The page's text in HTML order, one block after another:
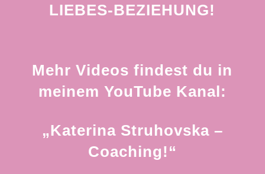
LIEBES-BEZIEHUNG!
Mehr Videos findest du in
meinem YouTube Kanal:
„Katerina Struhovska –
Coaching!“